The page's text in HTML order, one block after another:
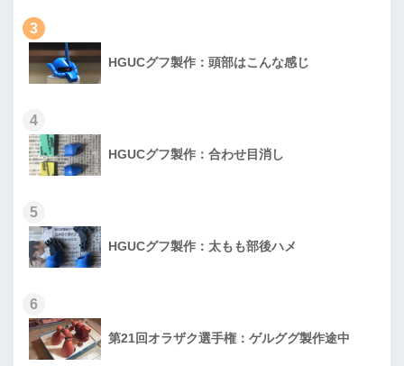
3
HGUCグフ製作：頭部はこんな感じ
4
HGUCグフ製作：合わせ目消し
5
HGUCグフ製作：太もも部後ハメ
6
第21回オラザク選手権：ゲルググ製作途中